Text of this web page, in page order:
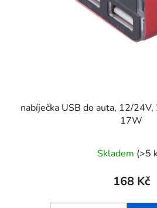
nabíječka USB do auta, 12/
17W
Skladem (>5
168 Kč